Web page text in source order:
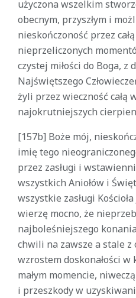
użyczona wszelkim
obecnym, przyszłym i
nieskończoność przez
nieprzeliczonych
czystej miłości do Boga, z
Najświętszego
żyli przez wieczność całą
najokrutniejszych
[157b] Boże mój,
imię tego
przez zasługi i
wszystkich Aniołów i
wszystkie zasługi
wierzę mocno, że
najboleśniejszego
chwili na zawsze a stale z
wzrostem doskonałości
małym momencie,
i przeszkody w